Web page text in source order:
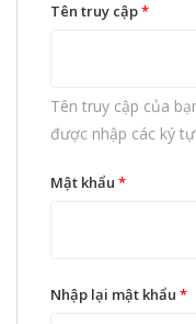
Tên truy cập*
Tên truy cập của
được nhập các ký
Mật khẩu *
Nhập lại mật khẩu *